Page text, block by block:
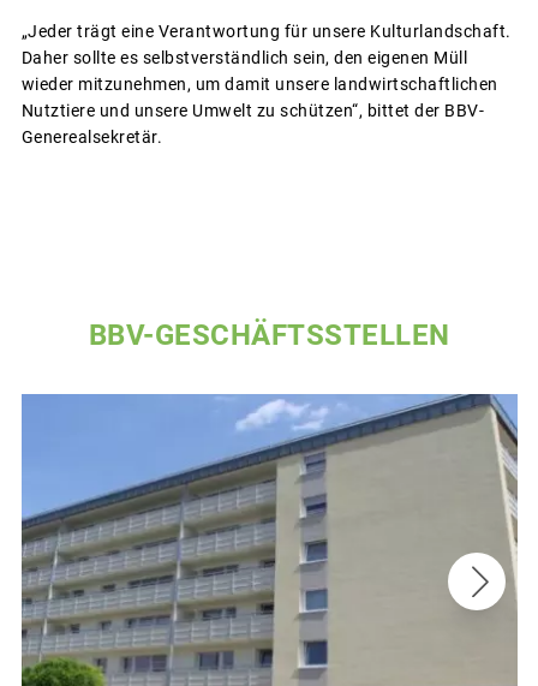
„Jeder trägt eine Verantwortung für unsere Kulturlandschaft.
Daher sollte es selbstverständlich sein, den eigenen Müll
wieder mitzunehmen, um damit unsere landwirtschaftlichen
Nutztiere und unsere Umwelt zu schützen“, bittet der BBV-
Generealsekretär.
BBV-GESCHÄFTSSTELLEN